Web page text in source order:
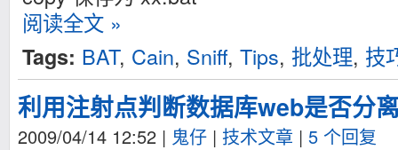
阅读全文 »
Tags: BAT, Cain, Sniff, Tips, 批处理, 技
利用注射点判断数据库web是否分
2009/04/14 12:52 | 鬼仔 | 技术文章 | 5 个回复